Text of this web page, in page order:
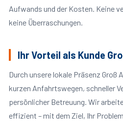
Aufwands und der Kosten. Keine
keine Überraschungen.
Ihr Vorteil als Kunde
Durch unsere lokale Präsenz
kurzen Anfahrtswegen, schneller
persönlicher Betreuung. Wir
effizient – mit dem Ziel, Ihr